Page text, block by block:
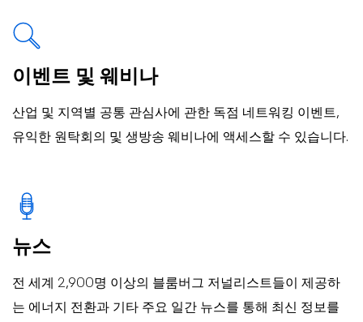
이벤트 및 웨비나
산업 및 지역별 공통 관심사에 관한 독점 네트워킹 이벤트,
유익한 원탁회의 및 생방송 웨비나에 액세스할 수 있습니다.
뉴스
전 세계 2,900명 이상의 블룸버그 저널리스트들이 제공하
는 에너지 전환과 기타 주요 일간 뉴스를 통해 최신 정보를